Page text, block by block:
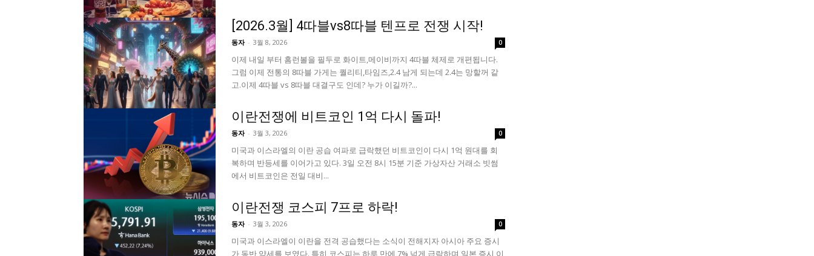
[2026.3월] 4따블vs8따블 텐프로 전쟁 시작!
동자 - 3월 8, 2026 0
이제 내일 부터 홈런볼을 필두로 화이트,메이비까지 4따블 체제로 개편됩니다.
그럼 이제 전통의 8따블 가게는 퀄리티,타임즈,2.4 남게 되는데 2.4는 망할꺼 같
고.이제 4따블 vs 8따블 대결구도 인데? 누가 이길까?...
이란전쟁에 비트코인 1억 다시 돌파!
동자 - 3월 3, 2026 0
미국과 이스라엘의 이란 공습 여파로 급락했던 비트코인이 다시 1억 원대를 회
복하며 반등세를 이어가고 있다. 3일 오전 8시 15분 기준 가상자산 거래소 빗썸
에서 비트코인은 전일 대비...
이란전쟁 코스피 7프로 하락!
동자 - 3월 3, 2026 0
미국과 이스라엘이 이란을 전격 공습했다는 소식이 전해지자 아시아 주요 증시
가 동반 약세를 보였다. 특히 코스피는 하루 만에 7% 넘게 급락하며 일본 증시 이